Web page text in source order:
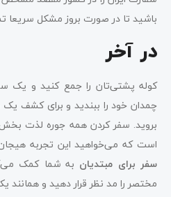
باشید تا در صورت بروز مشکل سریعا
در آخر
کوله پشتی‌تان را جمع کنید و یک
چمدان خود را ببندید و برای کشف
بروید. سفر کردن همه جوره لذت بخش
است که می‌خواهید این تجربه
سفر برای مبتدیان به شما کمک
مختصر را مد نظر قرار دهید و همانند